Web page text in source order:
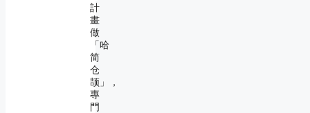
計
畫
做
「哈
简
仓
颉」，
專
門